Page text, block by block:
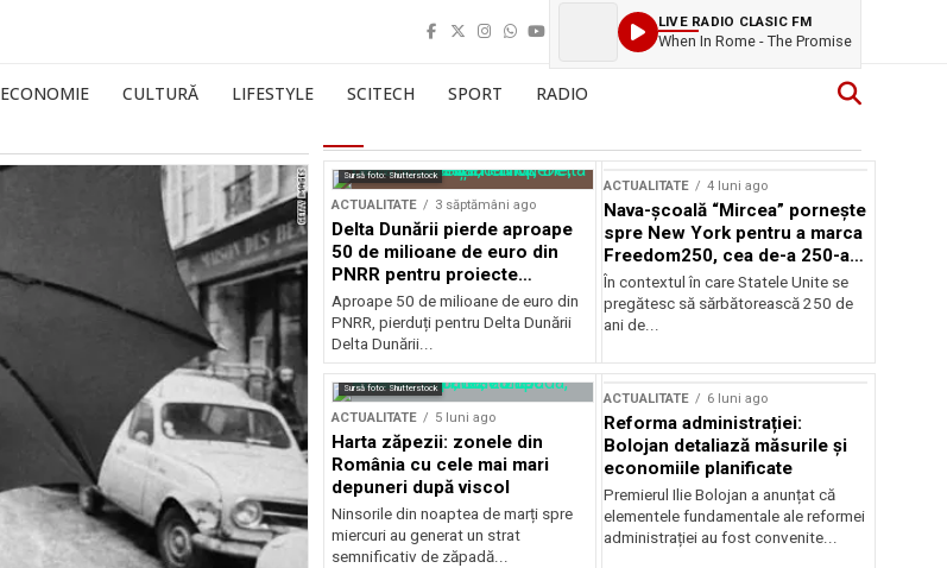
LIVE RADIO CLASIC FM
When In Rome - The Promise
ECONOMIE CULTURĂ LIFESTYLE SCITECH SPORT RADIO
Sursă foto: Shutterstock
ACTUALITATE 3 săptămâni ago
Delta Dunării pierde aproape
50 de milioane de euro din
PNRR pentru proiecte
esențiale
Aproape 50 de milioane de euro din
PNRR, pierduți pentru Delta Dunării
Delta Dunării...
ACTUALITATE 4 luni ago
Nava-școală “Mircea” pornește
spre New York pentru a marca
Freedom250, cea de-a 250-a
aniversare a Statelor Unite
În contextul în care Statele Unite se
pregătesc să sărbătorească 250 de
ani de...
Sursă foto: Shutterstock
ACTUALITATE 5 luni ago
Harta zăpezii: zonele din
România cu cele mai mari
depuneri după viscol
Ninsorile din noaptea de marți spre
miercuri au generat un strat
semnificativ de zăpadă...
ACTUALITATE 6 luni ago
Reforma administrației:
Bolojan detaliază măsurile și
economiile planificate
Premierul Ilie Bolojan a anunțat că
elementele fundamentale ale reformei
administrației au fost convenite...